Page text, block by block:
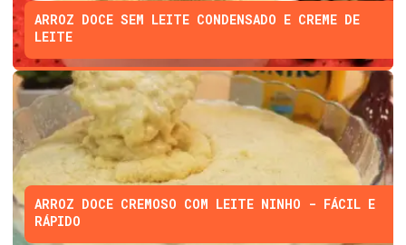
ARROZ DOCE SEM LEITE CONDENSADO E CREME DE
LEITE
ARROZ DOCE CREMOSO COM LEITE NINHO - FÁCIL E
RÁPIDO